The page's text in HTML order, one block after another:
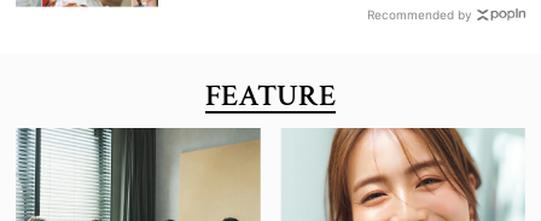
Recommended by
FEATURE